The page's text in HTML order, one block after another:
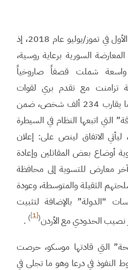
بدأ مسار “المصالحة” الأول في تموز/يوليو عام 2018، إذ
السورية برعاية روسية،
شملت قصفاً صاروخياً
تزامنت مع تقدم بري لقوات
النظام، أدت إلى نزوح ما يقارب 234 ألف شخص، ضمن
التي اتبعها النظام في السيطرة
الاتفاق لينص على: إعلان
أوضاع بعض المقاتلين وإعادة
معارض للتسوية إلى محافظة
الثقيلة والمتوسطة، وعودة
“الدولة” بالإضافة لتثبيت
نصيب الحدودي مع الأردن(
[1]
)
.
التي قادتها موسكو، حرصت
النفوذ في درعا وهو ما تجلى في